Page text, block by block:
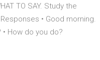
TO SAY. Study the
• Good morning.
• How do you do?